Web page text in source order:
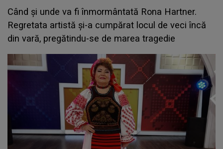
Când și unde va fi înmormântată Rona Hartner.
Regretata artistă și-a cumpărat locul de veci încă
din vară, pregătindu-se de marea tragedie